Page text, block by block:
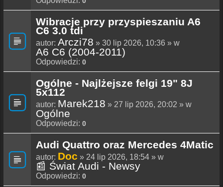
Wibracje przy przyspieszaniu A6
C6 3.0 tdi
autor: Arczi78 » 30 lip 2026, 10:36 » w
A6 C6 (2004-2011)
Odpowiedzi: 0
Ogólne - Najlżejsze felgi 19" 8J
5x112
autor: Marek218 » 27 lip 2026, 20:02 » w
Ogólne
Odpowiedzi: 0
Audi Quattro oraz Mercedes 4Matic
autor: Doc » 24 lip 2026, 18:54 » w
📰 Świat Audi - Newsy
Odpowiedzi: 0